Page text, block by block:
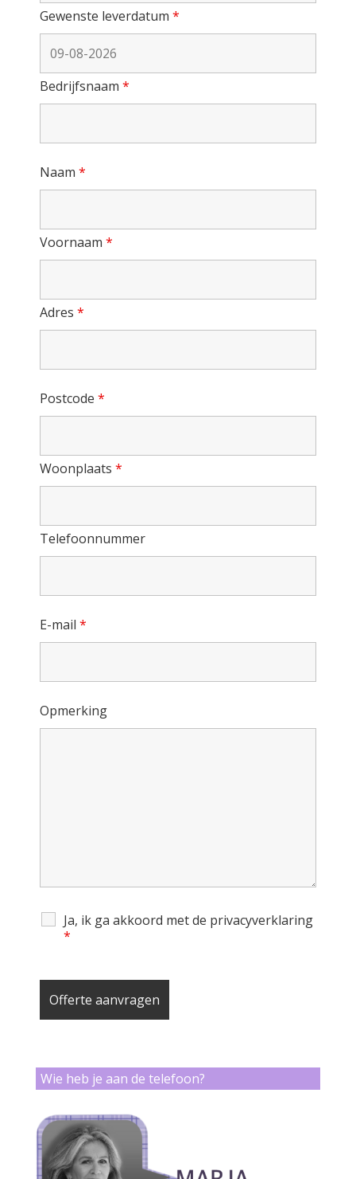
Gewenste leverdatum *
Bedrijfsnaam *
Naam *
Voornaam *
Adres *
Postcode *
Woonplaats *
Telefoonnummer
E-mail *
Opmerking
Ja, ik ga akkoord met de privacyverklaring
*
Wie heb je aan de telefoon?